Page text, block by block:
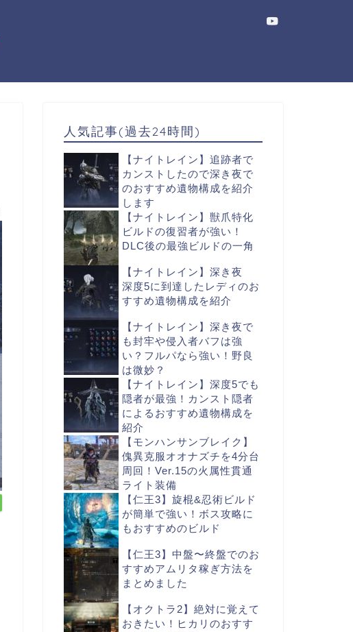
人気記事(過去24時間)
【ナイトレイン】追跡者で
カンストしたので深き夜で
のおすすめ遺物構成を紹介
します
【ナイトレイン】獣爪特化
ビルドの復習者が強い！
DLC後の最強ビルドの一角
【ナイトレイン】深き夜
深度5に到達したレディのお
すすめ遺物構成を紹介
【ナイトレイン】深き夜で
も封牢や侵入者バフは強
い？フルパなら強い！野良
は微妙？
【ナイトレイン】深度5でも
隠者が最強！カンスト隠者
によるおすすめ遺物構成を
紹介
【モンハンサンブレイク】
傀異克服オオナズチを4分台
周回！Ver.15の火属性貫通
ライト装備
【仁王3】旋棍&忍術ビルド
が簡単で強い！ボス攻略に
もおすすめのビルド
【仁王3】中盤〜終盤でのお
すすめアムリタ稼ぎ方法を
まとめました
【オクトラ2】絶対に覚えて
おきたい！ヒカリのおすす